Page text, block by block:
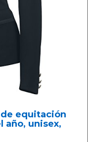
equitación
año, unisex,